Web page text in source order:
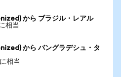
から ブラジル・レアル
相当
から バングラデシュ・タ
相当